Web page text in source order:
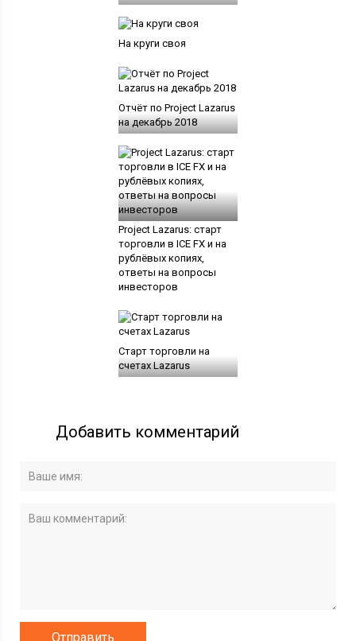
На круги своя
Отчёт по Project Lazarus
на декабрь 2018
Project Lazarus: старт
торговли в ICE FX и на
рублёвых копиях,
ответы на вопросы
инвесторов
Старт торговли на
счетах Lazarus
Добавить комментарий